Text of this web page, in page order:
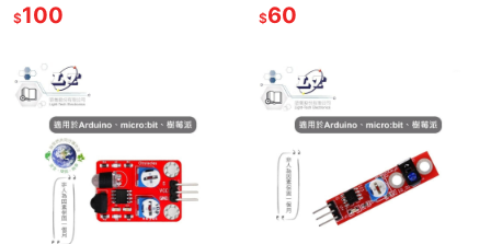
$100 $60